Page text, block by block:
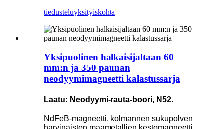
tiedusteluyksityiskohta
Yksipuolinen halkaisijaltaan 60
mm:n ja 350 paunan
neodyymimagneetti kalastussarja
Laatu: Neodyymi-rauta-boori, N52.
NdFeB-magneetti, kolmannen sukupolven
harvinaisten maametallien kestomagneetti,